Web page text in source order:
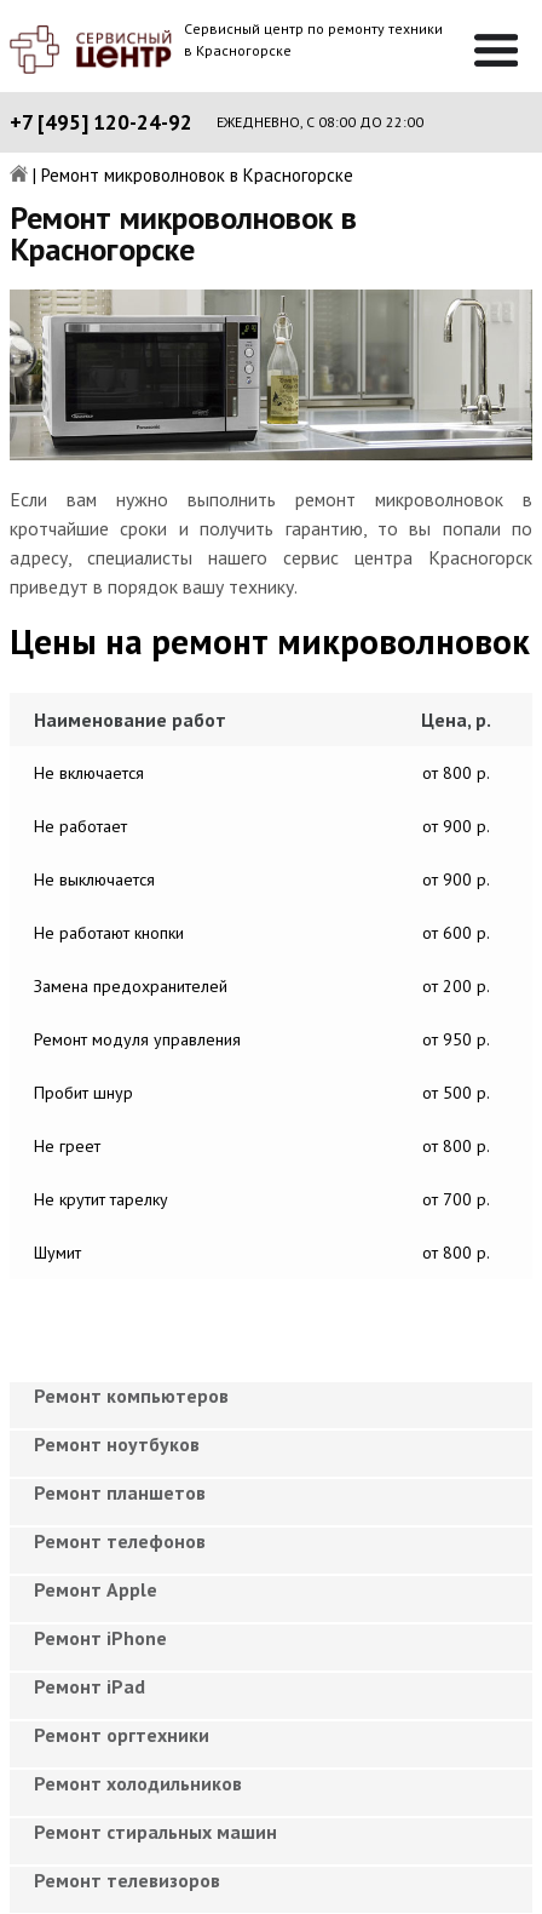
Сервисный центр по ремонту техники
в Красногорске
+7 [495] 120-24-92 ЕЖЕДНЕВНО, С 08:00 ДО 22:00
| Ремонт микроволновок в Красногорске
Ремонт микроволновок в
Красногорске
Если вам нужно выполнить ремонт микроволновок в
кротчайшие сроки и получить гарантию, то вы попали по
адресу, специалисты нашего сервис центра Красногорск
приведут в порядок вашу технику.
Цены на ремонт микроволновок
Наименование работ Цена, р.
Не включается от 800 р.
Не работает от 900 р.
Не выключается от 900 р.
Не работают кнопки от 600 р.
Замена предохранителей от 200 р.
Ремонт модуля управления от 950 р.
Пробит шнур от 500 р.
Не греет от 800 р.
Не крутит тарелку от 700 р.
Шумит от 800 р.
Ремонт компьютеров
Ремонт ноутбуков
Ремонт планшетов
Ремонт телефонов
Ремонт Apple
Ремонт iPhone
Ремонт iPad
Ремонт оргтехники
Ремонт холодильников
Ремонт стиральных машин
Ремонт телевизоров